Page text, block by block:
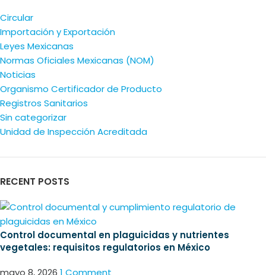
Circular
Importación y Exportación
Leyes Mexicanas
Normas Oficiales Mexicanas (NOM)
Noticias
Organismo Certificador de Producto
Registros Sanitarios
Sin categorizar
Unidad de Inspección Acreditada
RECENT POSTS
Control documental en plaguicidas y nutrientes
vegetales: requisitos regulatorios en México
mayo 8, 2026 1 Comment